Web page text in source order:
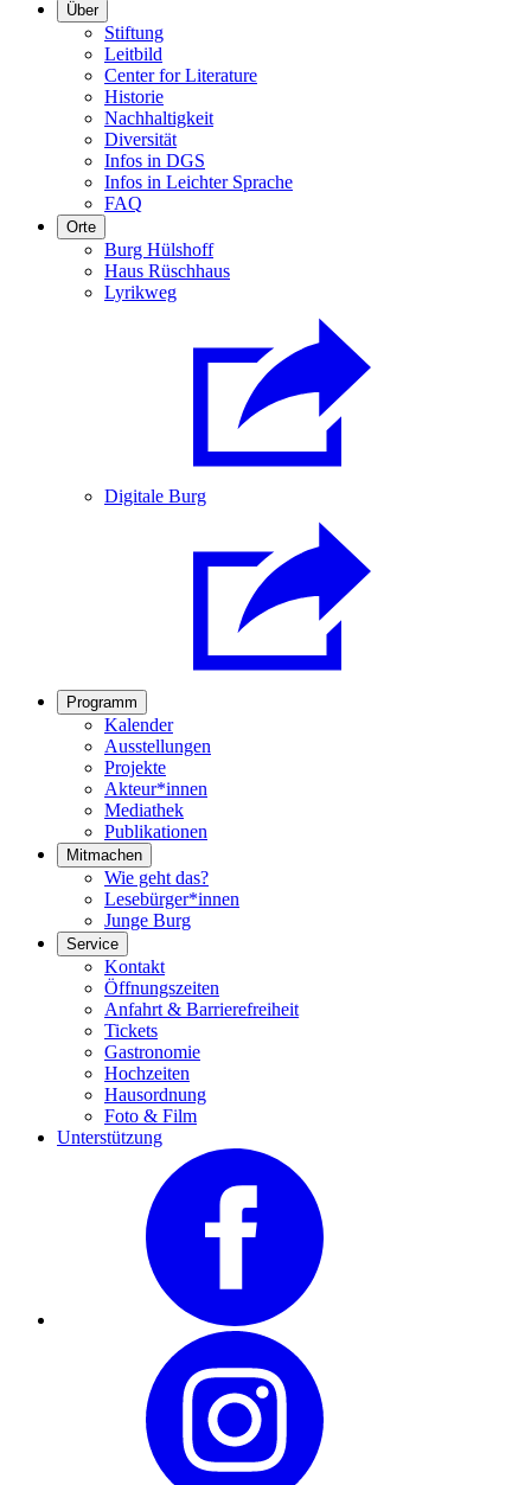
Über
Stiftung
Leitbild
Center for Literature
Historie
Nachhaltigkeit
Diversität
Infos in DGS
Infos in Leichter Sprache
FAQ
Orte
Burg Hülshoff
Haus Rüschhaus
Lyrikweg
Digitale Burg
Programm
Kalender
Ausstellungen
Projekte
Akteur*innen
Mediathek
Publikationen
Mitmachen
Wie geht das?
Lesebürger*innen
Junge Burg
Service
Kontakt
Öffnungszeiten
Anfahrt & Barrierefreiheit
Tickets
Gastronomie
Hochzeiten
Hausordnung
Foto & Film
Unterstützung